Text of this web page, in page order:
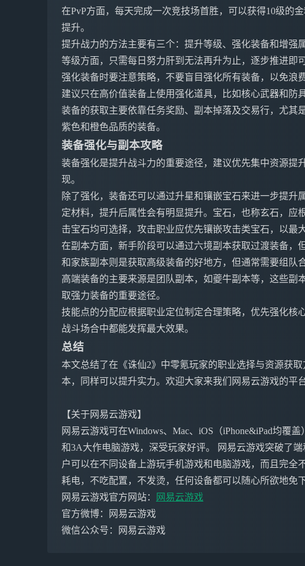
在PvP方面，每天完成一次竞技场首胜，可以获得10级的
提升。
提升战力的方法主要有三个：提升等级、强化装备和增强属
等级方面，只需每日努力肝到无法再升为止，逐步推进即可
强化装备时要注意策略，不要盲目强化所有装备，以免浪费
建议只在高价值装备上使用强化道具，比如核心武器和防
装备的获取主要依靠任务奖励、副本掉落及交易行，尤其
紫色和橙色品质的装备。
装备强化与副本攻略
装备强化是提升战斗力的重要途径，建议优先集中资源提
现。
除了强化，装备还可以通过升星和镶嵌宝石来进一步提升
定材料，提升后属性会有明显提升。宝石，也称玄石，应
击宝石均可选择，攻击职业应优先镶嵌攻击类宝石，以最
在副本方面，新手阶段可以通过六境副本获取过渡装备，
和家族副本则是获取高级装备的好地方，但通常需要组队
高端装备的主要来源是团队副本，如夔牛副本等，这些副
取强力装备的重要途径。
技能点的分配应根据职业定位制定合理策略，优先强化核
战斗场合中都能发挥最大效果。
总结
本文总结了在《诛仙2》中零氪玩家的职业选择与资源获
本，同样可以提升实力。欢迎大家来我们网易云游戏的平
【关于网易云游戏】
网易云游戏可在Windows、Mac、iOS（iPhone&iPad均覆
和3A大作电脑游戏，深受玩家好评。 网易云游戏突破了
户可以在不同设备上游玩手机游戏和电脑游戏，而且完全
耗电，不吃配置，不发烫，任何设备都可以随心所欲地免
网易云游戏官方网站：
网易云游戏
官方微博：网易云游戏
微信公众号：网易云游戏